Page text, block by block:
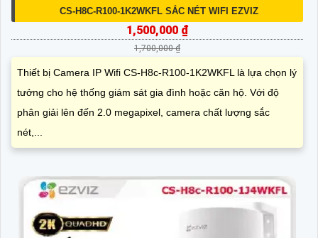
CS-H8C-R100-1K2WKFL SẮC NÉT WIFI EZVIZ
1,500,000 ₫
1,700,000 ₫
Thiết bị Camera IP Wifi CS-H8c-R100-1K2WKFL là lựa chọn lý
tưởng cho hệ thống giám sát gia đình hoặc căn hộ. Với độ
phân giải lên đến 2.0 megapixel, camera chất lượng sắc
nét,...